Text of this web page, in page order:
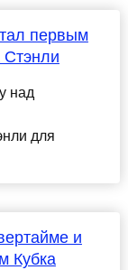
первым
Стэнли
над
для
и
Кубка